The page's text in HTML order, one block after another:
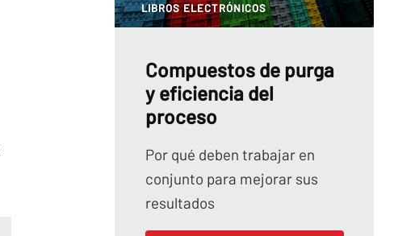
LIBROS ELECTRÓNICOS
Compuestos de purga
y eficiencia del
proceso
Por qué deben trabajar en
conjunto para mejorar sus
resultados